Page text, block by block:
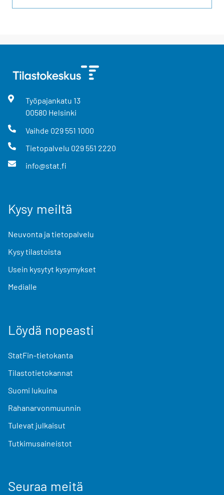
Työpajankatu 13
00580 Helsinki
Vaihde 029 551 1000
Tietopalvelu 029 551 2220
info@stat.fi
Kysy meiltä
Neuvonta ja tietopalvelu
Kysy tilastoista
Usein kysytyt kysymykset
Medialle
Löydä nopeasti
StatFin-tietokanta
Tilastotietokannat
Suomi lukuina
Rahanarvonmuunnin
Tulevat julkaisut
Tutkimusaineistot
Seuraa meitä